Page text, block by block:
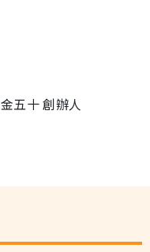
五十 創辦人